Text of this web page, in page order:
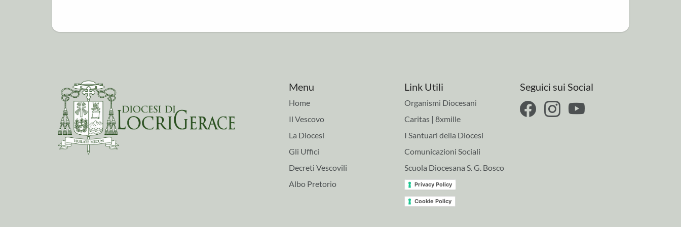
Menu
Home
Il Vescovo
La Diocesi
Gli Uffici
Decreti Vescovili
Albo Pretorio
Link Utili
Organismi Diocesani
Caritas | 8xmille
I Santuari della Diocesi
Comunicazioni Sociali
Scuola Diocesana S. G. Bosco
Privacy Policy
Cookie Policy
Seguici sui Social